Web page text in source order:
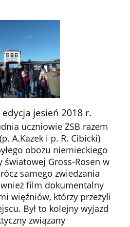
jesień 2018 r.
uczniowie ZSB razem
A.Kazek i p. R. Cibicki)
obozu niemieckiego
światowej Gross-Rosen w
samego zwiedzania
film dokumentalny
więźniów, którzy przeżyli
Był to kolejny wyjazd
związany